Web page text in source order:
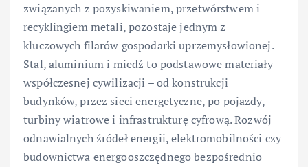
związanych z pozyskiwaniem, przetwórstwem i
recyklingiem metali, pozostaje jednym z
kluczowych filarów gospodarki uprzemysłowionej.
Stal, aluminium i miedź to podstawowe materiały
współczesnej cywilizacji – od konstrukcji
budynków, przez sieci energetyczne, po pojazdy,
turbiny wiatrowe i infrastrukturę cyfrową. Rozwój
odnawialnych źródeł energii, elektromobilności czy
budownictwa energooszczędnego bezpośrednio